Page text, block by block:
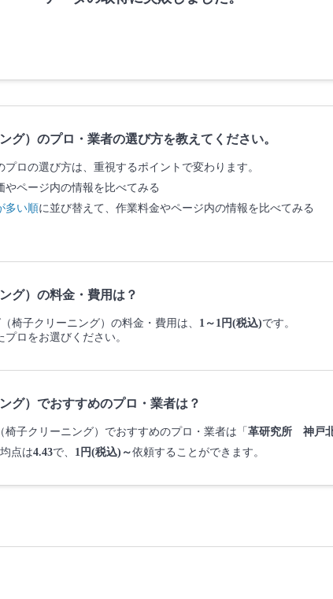
グ）のプロ・業者の選び方を教えてください。
ロの選び方は、重視するポイントで変わります。
やページ内の情報を比べてみる
多い順に並び替えて、作業料金やページ内の情報を比べてみる
グ）の料金・費用は？
椅子クリーニング）の料金・費用は、 1～1円(税込)です。
ロをお選びください。
グ）でおすすめのプロ・業者は？
子クリーニング）でおすすめのプロ・業者は「 革研究所 神戸
点は4.43で、 1円(税込)～依頼することができます。